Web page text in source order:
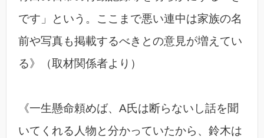
です」という。ここまで悪い連中は家族の名
前や写真も掲載するべきとの意見が増えてい
る》（取材関係者より）
《一生懸命頼めば、A氏は断らないし話を聞
いてくれる人物と分かっていたから、鈴木は